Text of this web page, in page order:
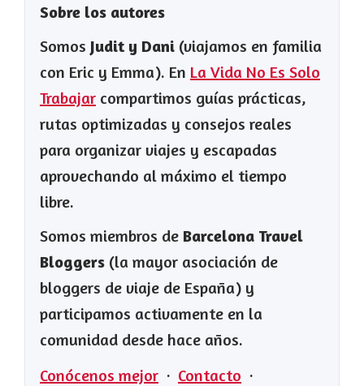
Sobre los autores
Somos Judit y Dani (viajamos en familia
con Eric y Emma). En La Vida No Es Solo
Trabajar compartimos guías prácticas,
rutas optimizadas y consejos reales
para organizar viajes y escapadas
aprovechando al máximo el tiempo
libre.
Somos miembros de Barcelona Travel
Bloggers (la mayor asociación de
bloggers de viaje de España) y
participamos activamente en la
comunidad desde hace años.
Conócenos mejor · Contacto ·